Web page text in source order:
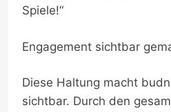
Spiele!“
Engagement sichtbar
Diese Haltung macht
sichtbar. Durch den